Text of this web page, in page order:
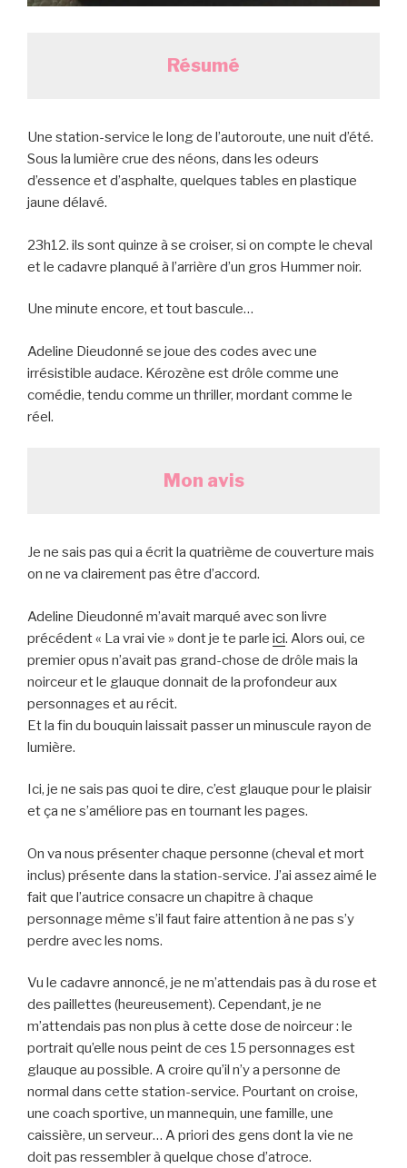
Résumé
Une station-service le long de l’autoroute, une nuit d’été.
Sous la lumière crue des néons, dans les odeurs
d’essence et d’asphalte, quelques tables en plastique
jaune délavé.
23h12. ils sont quinze à se croiser, si on compte le cheval
et le cadavre planqué à l’arrière d’un gros Hummer noir.
Une minute encore, et tout bascule…
Adeline Dieudonné se joue des codes avec une
irrésistible audace. Kérozène est drôle comme une
comédie, tendu comme un thriller, mordant comme le
réel.
Mon avis
Je ne sais pas qui a écrit la quatrième de couverture mais
on ne va clairement pas être d’accord.
Adeline Dieudonné m’avait marqué avec son livre
précédent « La vrai vie » dont je te parle ici. Alors oui, ce
premier opus n’avait pas grand-chose de drôle mais la
noirceur et le glauque donnait de la profondeur aux
personnages et au récit.
Et la fin du bouquin laissait passer un minuscule rayon de
lumière.
Ici, je ne sais pas quoi te dire, c’est glauque pour le plaisir
et ça ne s’améliore pas en tournant les pages.
On va nous présenter chaque personne (cheval et mort
inclus) présente dans la station-service. J’ai assez aimé le
fait que l’autrice consacre un chapitre à chaque
personnage même s’il faut faire attention à ne pas s’y
perdre avec les noms.
Vu le cadavre annoncé, je ne m’attendais pas à du rose et
des paillettes (heureusement). Cependant, je ne
m’attendais pas non plus à cette dose de noirceur : le
portrait qu’elle nous peint de ces 15 personnages est
glauque au possible. A croire qu’il n’y a personne de
normal dans cette station-service. Pourtant on croise,
une coach sportive, un mannequin, une famille, une
caissière, un serveur… A priori des gens dont la vie ne
doit pas ressembler à quelque chose d’atroce.